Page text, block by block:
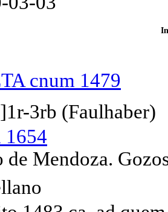
cnum 1479
3rb (Faulhaber)
1654
de Mendoza.